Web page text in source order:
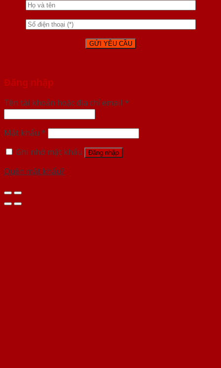
Đăng nhập
Tên tài khoản hoặc địa chỉ email *
Mật khẩu *
Ghi nhớ mật khẩu
Đăng nhập
Quên mật khẩu?